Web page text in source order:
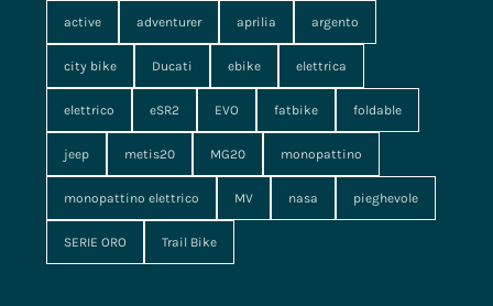
active adventurer aprilia argento
city bike Ducati ebike elettrica
elettrico eSR2 EVO fatbike foldable
jeep metis20 MG20 monopattino
monopattino elettrico MV nasa pieghevole
SERIE ORO Trail Bike